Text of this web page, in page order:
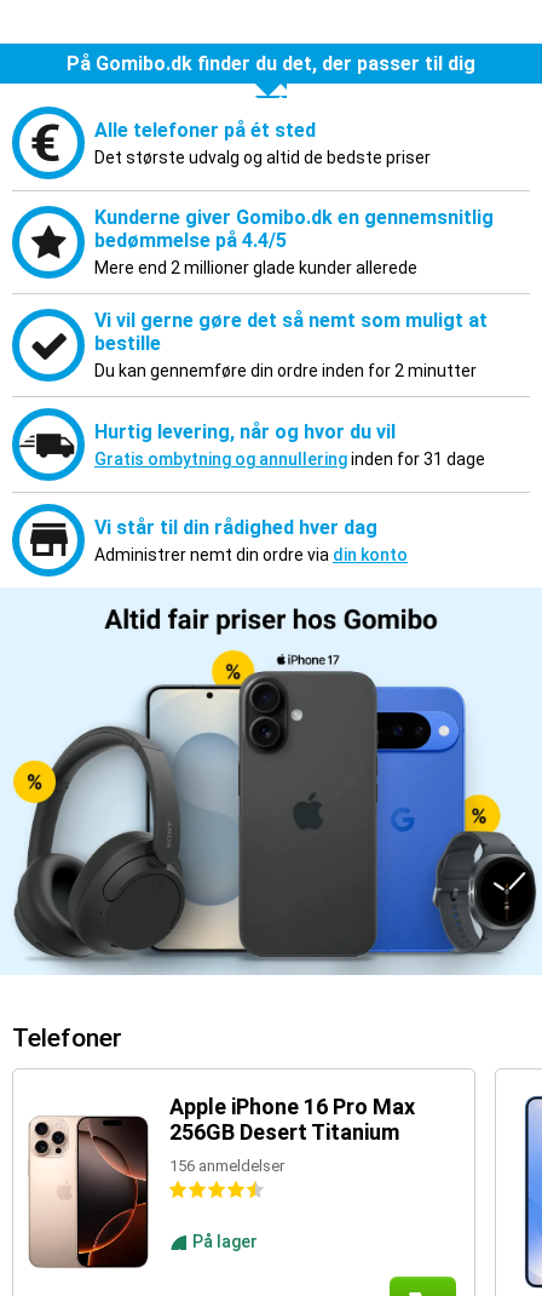
På Gomibo.dk finder du det, der passer til dig
Alle telefoner på ét sted
Det største udvalg og altid de bedste priser
Kunderne giver Gomibo.dk en gennemsnitlig
bedømmelse på 4.4/5
Mere end 2 millioner glade kunder allerede
Vi vil gerne gøre det så nemt som muligt at
bestille
Du kan gennemføre din ordre inden for 2 minutter
Hurtig levering, når og hvor du vil
Gratis ombytning og annulleringinden for 31 dage
Vi står til din rådighed hver dag
Administrer nemt din ordre via din konto
Telefoner
Apple iPhone 16 Pro Max
256GB Desert Titanium
156 anmeldelser
På lager